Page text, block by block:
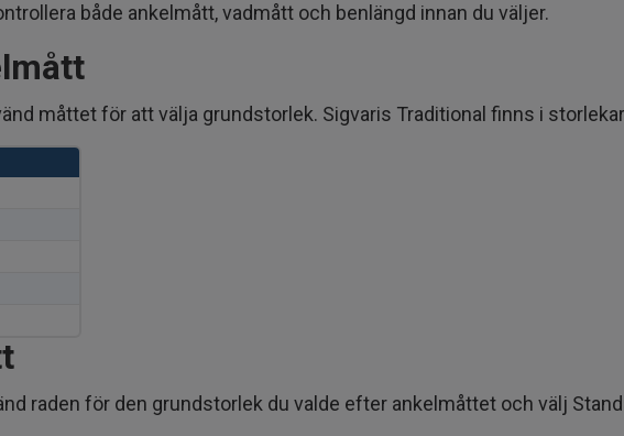
både ankelmått, vadmått och benlängd innan du väljer.
måttet för att välja grundstorlek. Sigvaris Traditional finns i
raden för den grundstorlek du valde efter ankelmåttet och välj